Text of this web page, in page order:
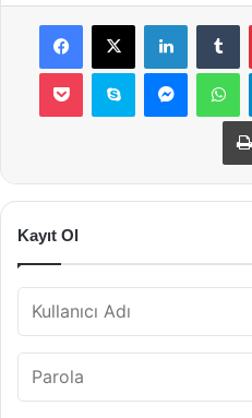
Facebook
X LinkedIn
Pocket Skype
Kayıt Ol